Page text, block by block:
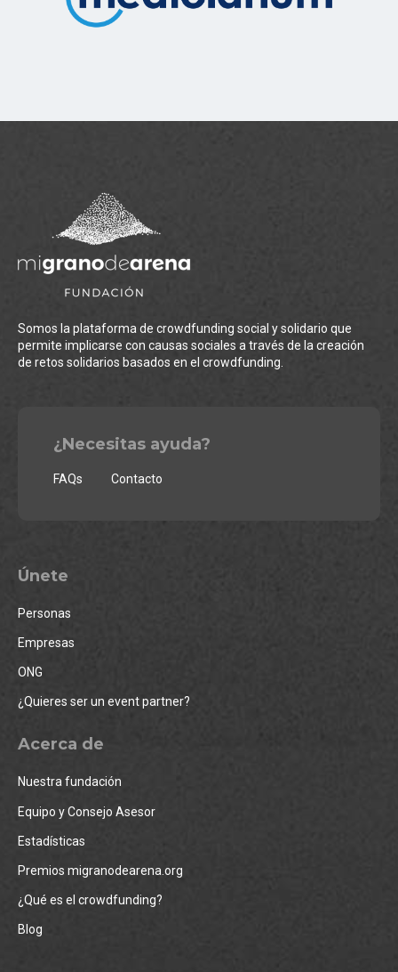
Somos la plataforma de crowdfunding social y solidario que
permite implicarse con causas sociales a través de la creación
de retos solidarios basados en el crowdfunding.
¿Necesitas ayuda?
FAQs Contacto
Únete
Personas
Empresas
ONG
¿Quieres ser un event partner?
Acerca de
Nuestra fundación
Equipo y Consejo Asesor
Estadísticas
Premios migranodearena.org
¿Qué es el crowdfunding?
Blog